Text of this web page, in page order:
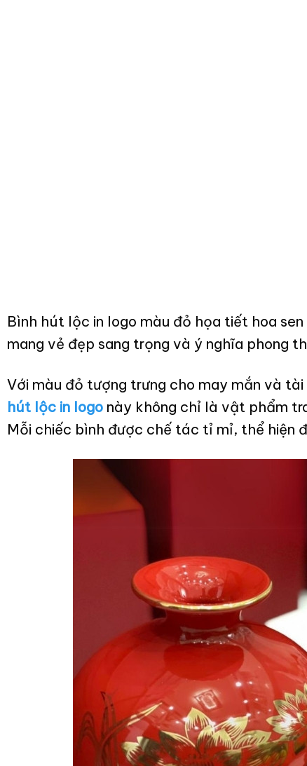
Bình hút lộc in logo màu đỏ họa tiết hoa
mang vẻ đẹp sang trọng và ý nghĩa phong
Với màu đỏ tượng trưng cho may mắn và
hút lộc in logonày không chỉ là vật phẩm
Mỗi chiếc bình được chế tác tỉ mỉ, thể hiện